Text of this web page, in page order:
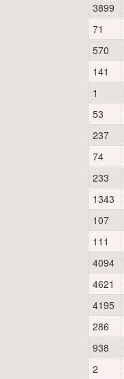
3899
71
570
141
1
53
237
74
233
1343
107
111
4094
4621
4195
286
938
2